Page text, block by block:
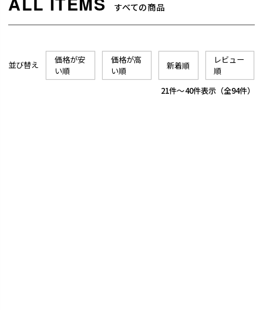
すべての商品
並び替え
価格が安
い順
価格が高
い順
新着順
レビュー
順
94
21 -40件表示